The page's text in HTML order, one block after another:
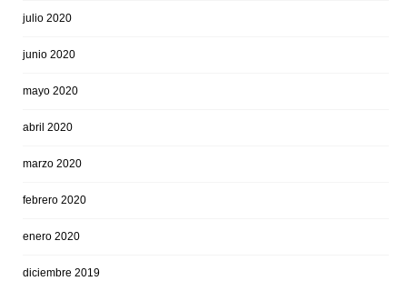
julio 2020
junio 2020
mayo 2020
abril 2020
marzo 2020
febrero 2020
enero 2020
diciembre 2019